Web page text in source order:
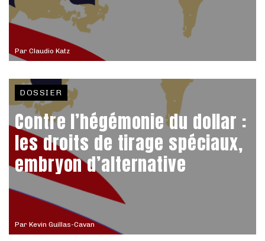
Par Claudio Katz
Par Kevin Guillas-Cavan
DOSSIER
Contre l’hégémonie du dollar :
les droits de tirage spéciaux,
embryon d’alternative